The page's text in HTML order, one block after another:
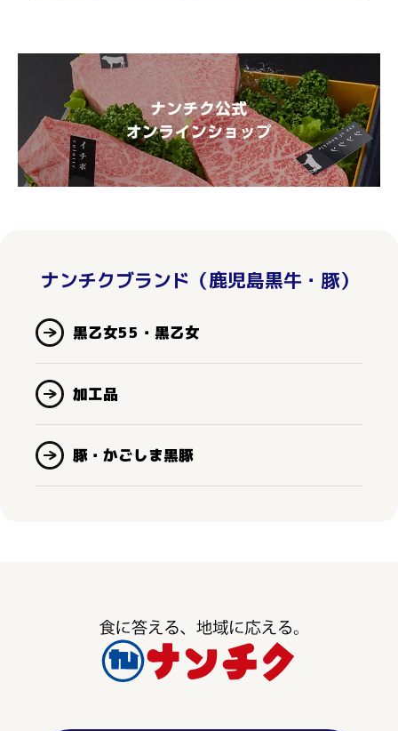
ナンチクブランド（鹿児島黒牛・豚）
黒乙女55・黒乙女
加工品
豚・かごしま黒豚